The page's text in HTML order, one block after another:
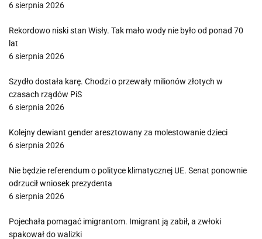
6 sierpnia 2026
Rekordowo niski stan Wisły. Tak mało wody nie było od ponad 70
lat
6 sierpnia 2026
Szydło dostała karę. Chodzi o przewały milionów złotych w
czasach rządów PiS
6 sierpnia 2026
Kolejny dewiant gender aresztowany za molestowanie dzieci
6 sierpnia 2026
Nie będzie referendum o polityce klimatycznej UE. Senat ponownie
odrzucił wniosek prezydenta
6 sierpnia 2026
Pojechała pomagać imigrantom. Imigrant ją zabił, a zwłoki
spakował do walizki